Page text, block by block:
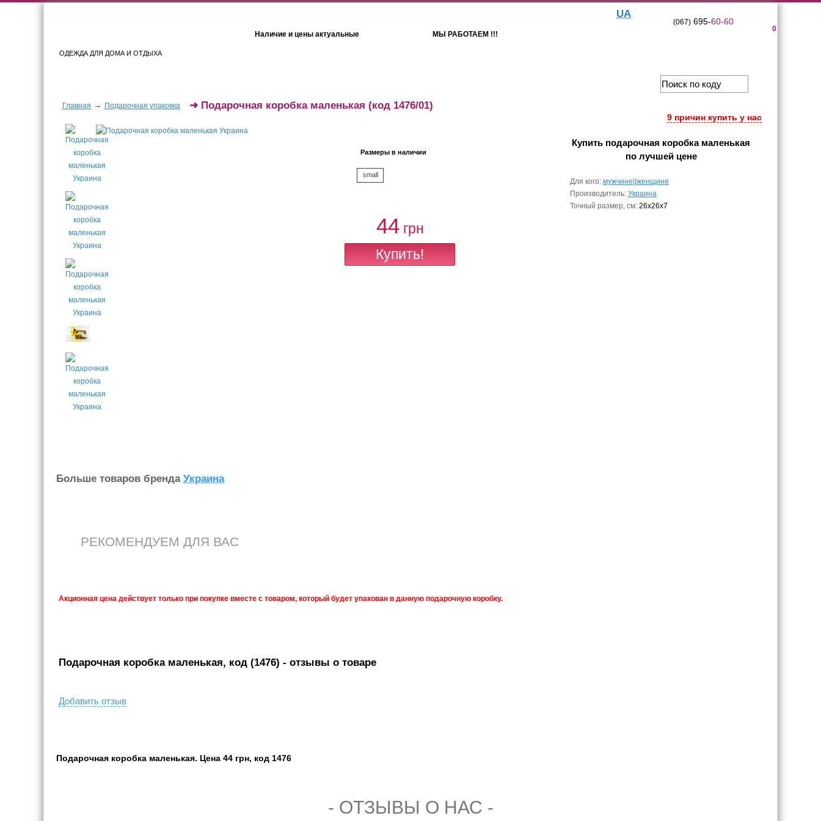
ОДЕЖДА ДЛЯ ДОМА И ОТДЫХА
Наличие и цены актуальные МЫ РАБОТАЕМ !!!
UA
0
(067)695-60-60
Главная → Подарочная упаковка
9 причин купить у нас
➜ Подарочная коробка маленькая (код 1476/01)
Размеры в наличии
small
44грн
Купить подарочная коробка маленькая
по лучшей цене
Для кого: мужчине||женщине
Производитель: Украина
Точный размер, см: 26x26x7
Больше товаров бренда Украина
РЕКОМЕНДУЕМ ДЛЯ ВАС
Акционная цена действует только при покупке вместе с товаром, который будет упакован в данную подарочную коробку.
Подарочная коробка маленькая, код (1476) - отзывы о товаре
Добавить отзыв
Подарочная коробка маленькая. Цена 44 грн, код 1476
- ОТЗЫВЫ О НАС -